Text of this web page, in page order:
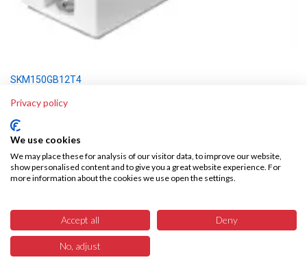
Produkte Menü Suchen
SKM150GB12T4
92,32€
Privacy policy
We use cookies
We may place these for analysis of our visitor data, to improve our website,
show personalised content and to give you a great website experience. For
more information about the cookies we use open the settings.
Accept all Deny
No, adjust